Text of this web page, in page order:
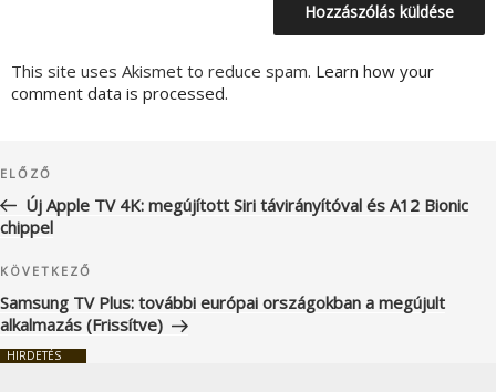
This site uses Akismet to reduce spam. Learn how your
comment data is processed.
navigáció
Korábbi
bejegyzés
ELŐZŐ
Új Apple TV 4K: megújított Siri távirányítóval és A12 Bionic
chippel
Következő
bejegyzés
KÖVETKEZŐ
Samsung TV Plus: további európai országokban a megújult
alkalmazás (Frissítve)
HIRDETÉS